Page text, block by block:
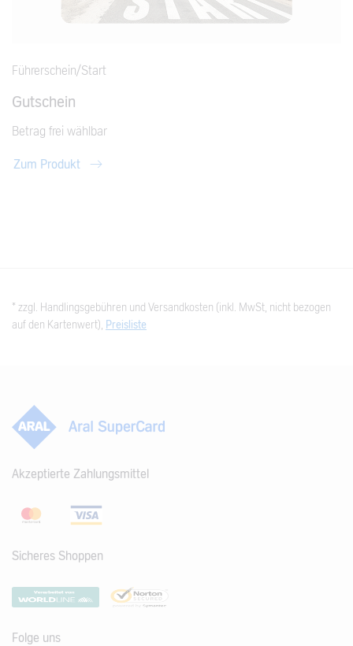
Führerschein/Start
Gutschein
Betrag frei wählbar
Zum Produkt
* zzgl. Handlingsgebühren und Versandkosten (inkl. MwSt, nicht bezogen
auf den Kartenwert),
Preisliste
Akzeptierte Zahlungsmittel
Sicheres Shoppen
Folge uns